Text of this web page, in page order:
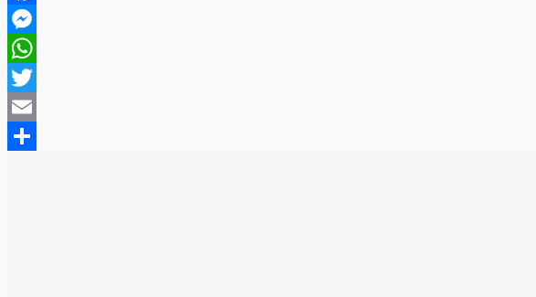
Facebook
Messenger
WhatsApp
Twitter
Email